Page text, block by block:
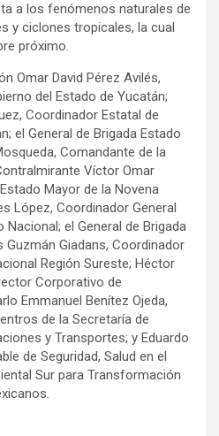
a los fenómenos naturales de
y ciclones tropicales, la cual
próximo.
Omar David Pérez Avilés,
del Estado de Yucatán;
Coordinador Estatal de
el General de Brigada Estado
Comandante de la
Víctor Omar
Mayor de la Novena
López, Coordinador General
el General de Brigada
Giadans, Coordinador
Región Sureste; Héctor
Corporativo de
Emmanuel Benítez Ojeda,
de la Secretaría de
y Transportes; y Eduardo
de Seguridad, Salud en el
Sur para Transformación